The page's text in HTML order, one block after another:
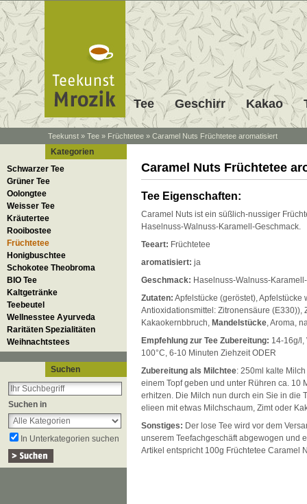
Tee Geschirr Kakao
Teekunst » Tee » Früchtetee » Caramel Nuts Früchtetee aromatisiert
Kategorien
Schwarzer Tee
Grüner Tee
Oolongtee
Weisser Tee
Kräutertee
Rooibostee
Früchtetee
Honigbuschtee
Schokotee Theobroma
BIO Tee
Kaltgetränke
Teebeutel
Wellnesstee Ayurveda
Raritäten Spezialitäten
Weihnachtstees
Suchen
Suchen in
In Unterkategorien suchen
Caramel Nuts Früchtetee
Tee Eigenschaften:
Caramel Nuts ist ein süßlich-nussiger
Haselnuss-Walnuss-Karamell-Geschmack.
Teeart: Früchtetee
aromatisiert: ja
Geschmack: Haselnuss-Walnuss-
Zutaten: Apfelstücke (geröstet), Apfelstücke
Antioxidationsmittel: Zitronensäure (E330)),
Kakaokernbbruch, Mandelstücke, Aroma,
Empfehlung zur Tee Zubereitung: 14-16g/l,
100°C, 6-10 Minuten Ziehzeit ODER
Zubereitung als Milchtee: 250ml kalte
einem Topf geben und unter Rühren ca. 10
erhitzen. Die Milch nun durch ein Sie in die
elieen mit etwas Milchschaum, Zimt oder
Sonstiges: Der lose Tee wird vor dem
unserem Teefachgeschäft abgewogen und
Artikel entspricht 100g Früchtetee Caramel